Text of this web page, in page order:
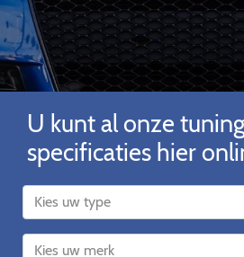
U kunt al onze
specificaties hier